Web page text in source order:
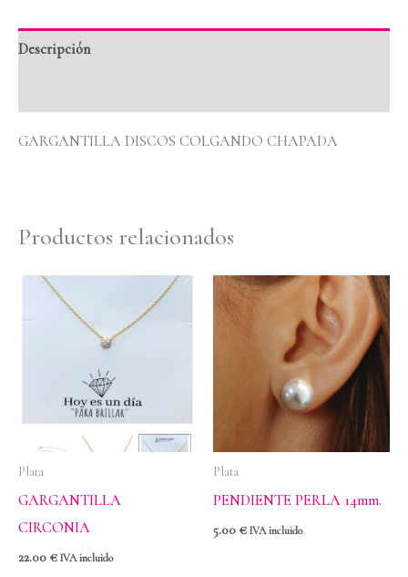
Descripción
GARGANTILLA DISCOS COLGANDO CHAPADA
Productos relacionados
Plata
GARGANTILLA
CIRCONIA
22.00 € IVA incluido
Plata
PENDIENTE PERLA 14mm.
5.00 € IVA incluido